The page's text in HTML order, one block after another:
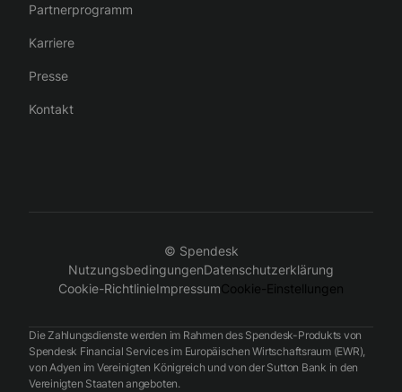
Partnerprogramm
Karriere
Presse
Kontakt
© Spendesk
NutzungsbedingungenDatenschutzerklärung
Cookie-RichtlinieImpressumCookie-Einstellungen
Die Zahlungsdienste werden im Rahmen des Spendesk-Produkts von
Spendesk Financial Services im Europäischen Wirtschaftsraum (EWR),
von Adyen im Vereinigten Königreich und von der Sutton Bank in den
Vereinigten Staaten angeboten.